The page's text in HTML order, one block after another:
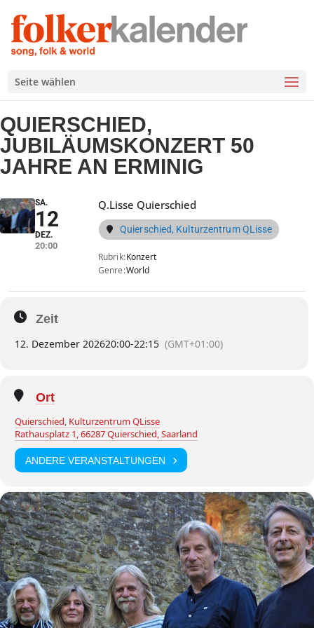
Seite wählen
QUIERSCHIED,
JUBILÄUMSKONZERT 50
JAHRE AN ERMINIG
SA.
12
DEZ.
20:00
Q.Lisse Quierschied
Quierschied, Kulturzentrum QLisse
Rubrik Konzert
Genre World
Zeit
12. Dezember 202620:00-22:15 (GMT+01:00)
Ort
Quierschied, Kulturzentrum QLisse
Rathausplatz 1, 66287 Quierschied, Saarland
ANDERE VERANSTALTUNGEN